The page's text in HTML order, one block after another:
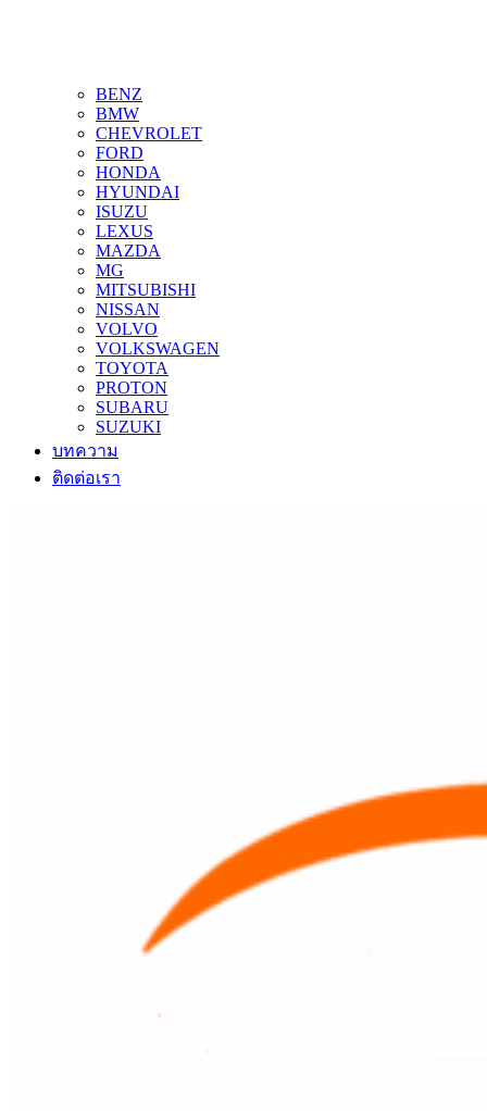
BENZ
BMW
CHEVROLET
FORD
HONDA
HYUNDAI
ISUZU
LEXUS
MAZDA
MG
MITSUBISHI
NISSAN
VOLVO
VOLKSWAGEN
TOYOTA
PROTON
SUBARU
SUZUKI
บทความ
ติดต่อเรา